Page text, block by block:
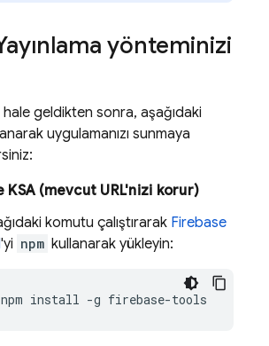
yönteminizi
geldikten sonra, aşağıdaki
uygulamanızı sunmaya
KSA (mevcut URL'nizi korur)
komutu çalıştırarak Firebase
'yi npm kullanarak yükleyin: